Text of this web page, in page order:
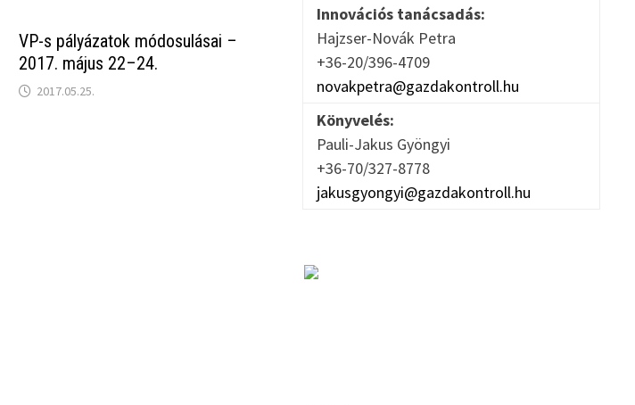
VP-s pályázatok módosulásai –
2017. május 22–24.
2017.05.25.
Innovációs tanácsadás:
Hajzser-Novák Petra
+36-20/396-4709
novakpetra@gazdakontroll.hu
Könyvelés:
Pauli-Jakus Gyöngyi
+36-70/327-8778
jakusgyongyi@gazdakontroll.hu